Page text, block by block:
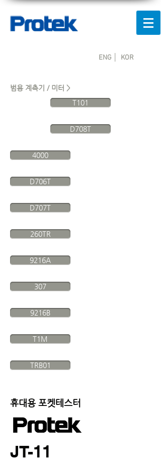
ENG │ KOR
범용 계측기 / 미터 >
T101
D708T
4000
D706T
D707T
260TR
9216A
307
9216B
T1M
TRB01
​휴대용 포켓테스터
JT-11